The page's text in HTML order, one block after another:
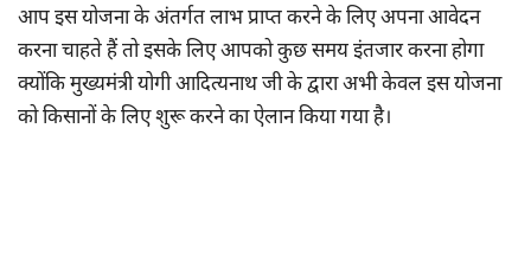
आप इस योजना के अंतर्गत लाभ प्राप्त करने के लिए अपना आवेदन
करना चाहते हैं तो इसके लिए आपको कुछ समय इंतजार करना होगा
क्योंकि मुख्यमंत्री योगी आदित्यनाथ जी के द्वारा अभी केवल इस योजना
को किसानों के लिए शुरू करने का ऐलान किया गया है।